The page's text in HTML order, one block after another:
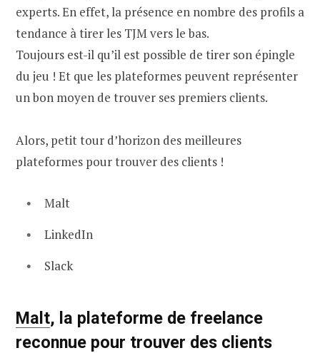
experts. En effet, la présence en nombre des profils a
tendance à tirer les TJM vers le bas.
Toujours est-il qu’il est possible de tirer son épingle
du jeu ! Et que les plateformes peuvent représenter
un bon moyen de trouver ses premiers clients.
Alors, petit tour d’horizon des meilleures
plateformes pour trouver des clients !
Malt
LinkedIn
Slack
Malt, la plateforme de freelance
reconnue pour trouver des clients